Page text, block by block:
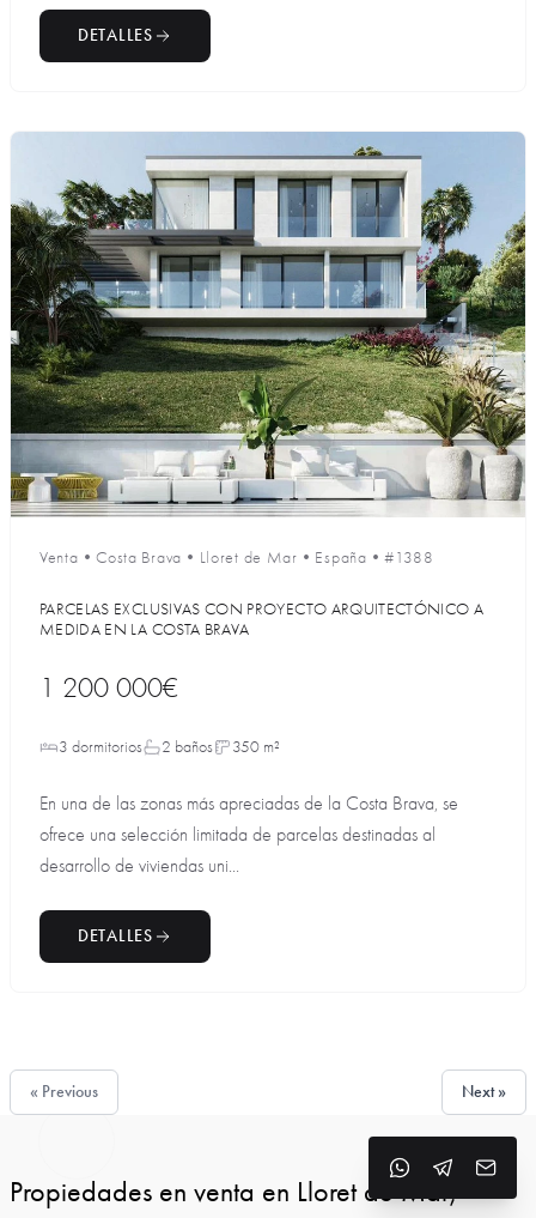
DETALLES
Venta •Costa Brava • Lloret de Mar • España •#1388
PARCELAS EXCLUSIVAS CON PROYECTO ARQUITECTÓNICO A
MEDIDA EN LA COSTA BRAVA
1 200 000€
3 dormitorios 2 baños 350 m²
En una de las zonas más apreciadas de la Costa Brava, se
ofrece una selección limitada de parcelas destinadas al
desarrollo de viviendas uni...
DETALLES
« Previous Next »
Propiedades en venta en Lloret de Mar,